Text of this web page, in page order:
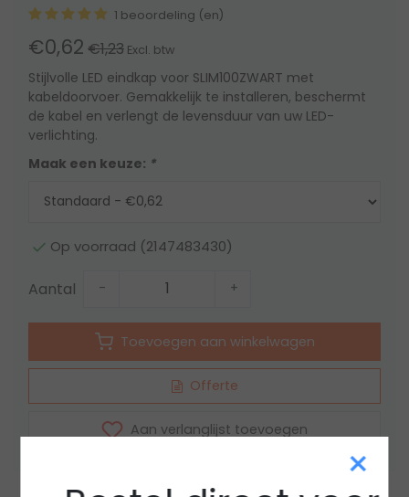
1 beoordeling (en)
€0,62 €1,23 Excl. btw
Stijlvolle LED eindkap voor SLIM100ZWART met
kabeldoorvoer. Gemakkelijk te installeren, beschermt
de kabel en verlengt de levensduur van uw LED-
verlichting.
Maak een keuze: *
Op voorraad (2147483430)
Aantal - +
Toevoegen aan winkelwagen
Offerte
Aan verlanglijst toevoegen
×